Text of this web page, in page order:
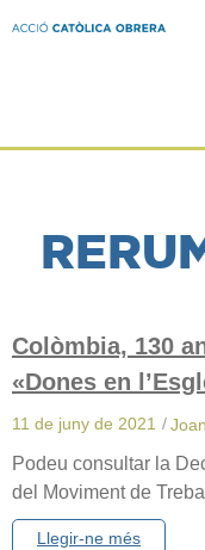
Colòmbia, 130
«Dones en
11 de juny de 2021 /
Podeu consultar la
del Moviment de
Llegir-ne més